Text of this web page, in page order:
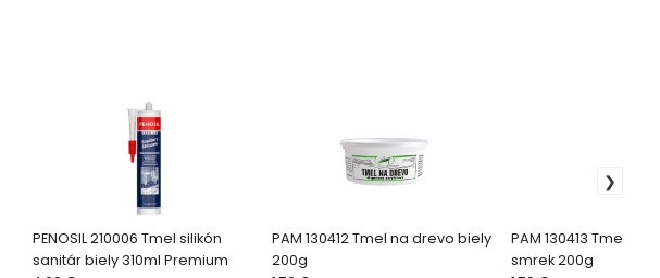
PENOSIL 210006 Tmel silikón
sanitár biely 310ml Premium
PAM 130412 Tmel na drevo biely
200g
PAM 130413 Tmel na
smrek 200g